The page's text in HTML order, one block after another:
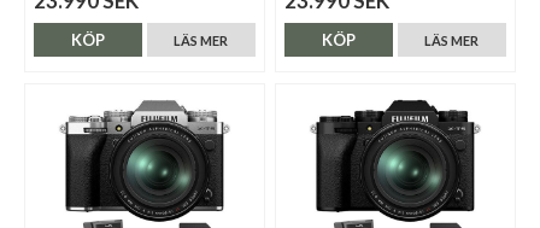
LÄS MER
KÖP LÄS MER
KÖP